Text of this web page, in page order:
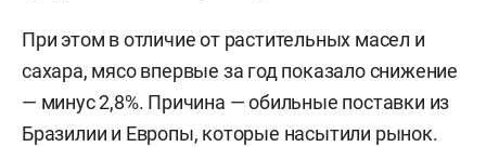
При этом в отличие от растительных масел и
сахара, мясо впервые за год показало снижение
— минус 2,8%. Причина — обильные поставки из
Бразилии и Европы, которые насытили рынок.